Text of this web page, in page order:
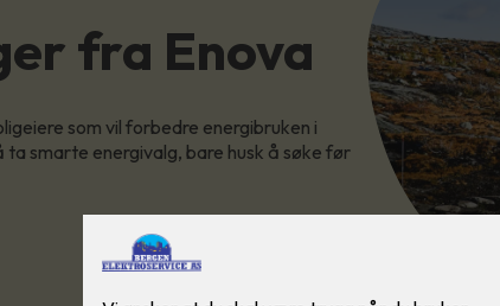
fra Enova
som vil forbedre energibruken i
smarte energivalg, bare husk å søke før